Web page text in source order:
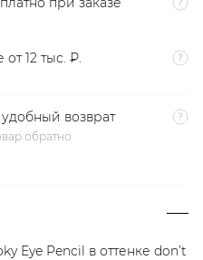
12 тыс. ₽.
возврат
обратно
Eye Pencil в оттенке don’t